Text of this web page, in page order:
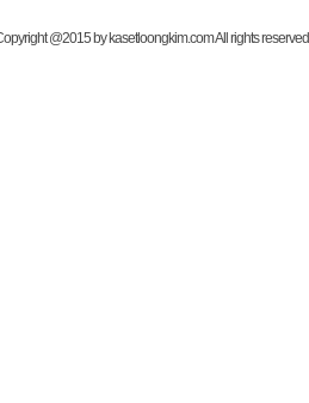
@2015 by kasetloongkim.com All rights reserved